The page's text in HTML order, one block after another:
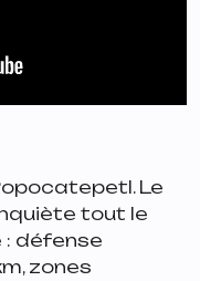
Le
tout le
: défense
zones